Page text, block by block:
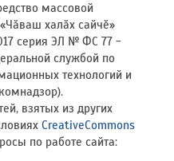
массовой
халӑх сайчӗ»
серия ЭЛ № ФС 77 -
службой по
технологий и
взятых из других
CreativeCommons
по работе сайта: